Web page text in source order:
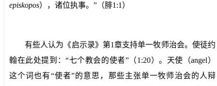
episkopos），诸位执事。”（腓1:1 ）
有些人认为《启示录》第1章支持单一牧师治会。使徒约
翰在此处提到：“七个教会的使者”（1:20）。天使（angel）
这个词也有“使者”的意思，那些主张单一牧师治会的人辩